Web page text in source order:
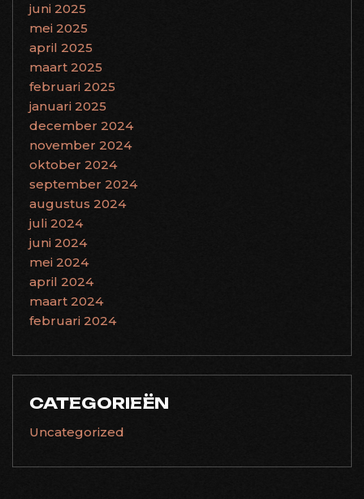
juni 2025
mei 2025
april 2025
maart 2025
februari 2025
januari 2025
december 2024
november 2024
oktober 2024
september 2024
augustus 2024
juli 2024
juni 2024
mei 2024
april 2024
maart 2024
februari 2024
CATEGORIEËN
Uncategorized